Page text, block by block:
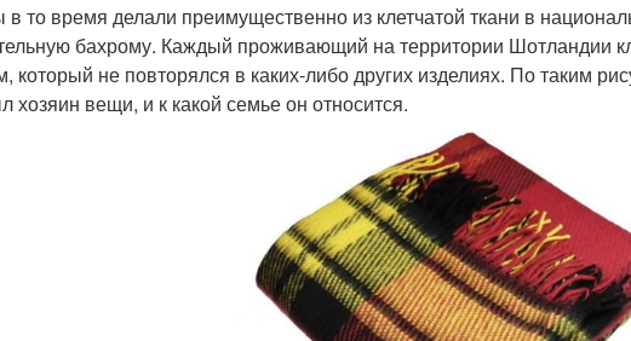
то время делали преимущественно из клетчатой ткани в
бахрому. Каждый проживающий на территории Шотландии
который не повторялся в каких-либо других изделиях. По таким
хозяин вещи, и к какой семье он относится.